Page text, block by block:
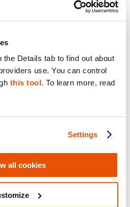
the Details tab to find out about
use. You can control
this tool. To learn more, read
Settings
all cookies
話して伝えました。
す。陳述書や証拠証明書
夜中に送ってください』
予定だったのです」と
いて、新しい証拠を知っ